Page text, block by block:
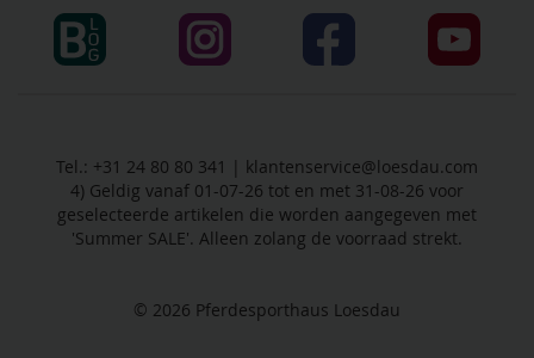
Tel.: +31 24 80 80 341 | klantenservice@loesdau.com
4) Geldig vanaf 01-07-26 tot en met 31-08-26 voor
geselecteerde artikelen die worden aangegeven met
'Summer SALE'. Alleen zolang de voorraad strekt.
© 2026 Pferdesporthaus Loesdau